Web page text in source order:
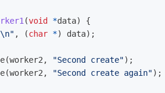
(void *data)
{
\n" , (char *) data);
(worker2 , "Second create");
(worker2 , "Second create again");